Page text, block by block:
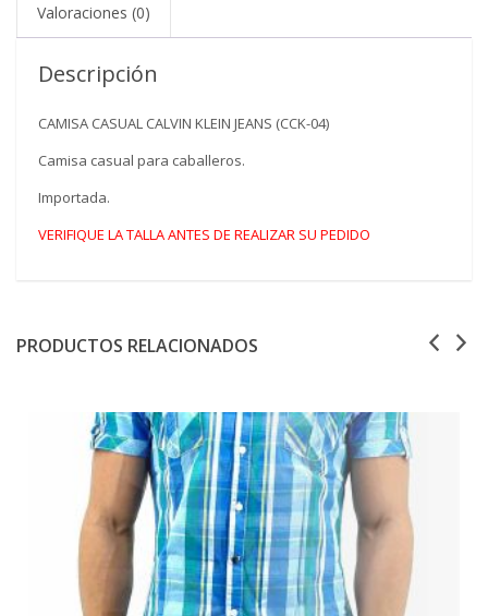
Valoraciones (0)
Descripción
CAMISA CASUAL CALVIN KLEIN JEANS (CCK-04)
Camisa casual para caballeros.
Importada.
VERIFIQUE LA TALLA ANTES DE REALIZAR SU PEDIDO
PRODUCTOS RELACIONADOS